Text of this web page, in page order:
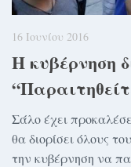
16 Ιουνίου 2016
Η κυβέρνηση
Σάλο έχει
θα διορίσει όλους
την κυβέρνηση να